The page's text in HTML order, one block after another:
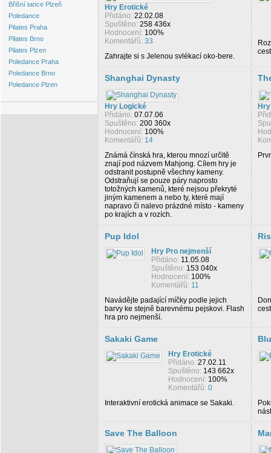
Břišní tance Plzeň
Poledance
Pilates Praha
Pilates Brno
Pilates Plzen
Poledance Praha
Poledance Brno
Poledance Plzen
Hry Erotické
Přidáno: 22.02.08
Spuštěno: 258 436x
Hodnocení: 100%
Komentářů: 33
Zahrajte si s Jelenou svlékací oko-bere.
Shanghai Dynasty
Hry Logické
Přidáno: 07.07.06
Spuštěno: 200 360x
Hodnocení: 100%
Komentářů: 14
Známá čínská hra, kterou mnozí určitě
znají pod názvem Mahjong. Cílem hry je
odstranit postupně všechny kameny.
Odstraňují se pouze páry naprosto
totožných kamenů, které nejsou překryté
jiným kamenem a nebo ty, které mají
napravo či nalevo prázdné místo - kameny
po krajích a v rozích.
Pup Idol
Hry Pro nejmenší
Přidáno: 11.05.08
Spuštěno: 153 040x
Hodnocení: 100%
Komentářů: 11
Navádějte padající míčky podle jejich
barvy ke stejně barevnému pejskovi. Flash
hra pro nejmenší.
Sakaki Game
Hry Erotické
Přidáno: 27.02.11
Spuštěno: 143 662x
Hodnocení: 100%
Komentářů: 0
Interaktivní erotická animace se Sakaki.
Save The Balloon